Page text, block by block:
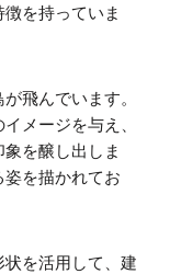
を持っていま
飛んでいます。
メージを与え、
を醸し出しま
を描かれてお
を活用して、建